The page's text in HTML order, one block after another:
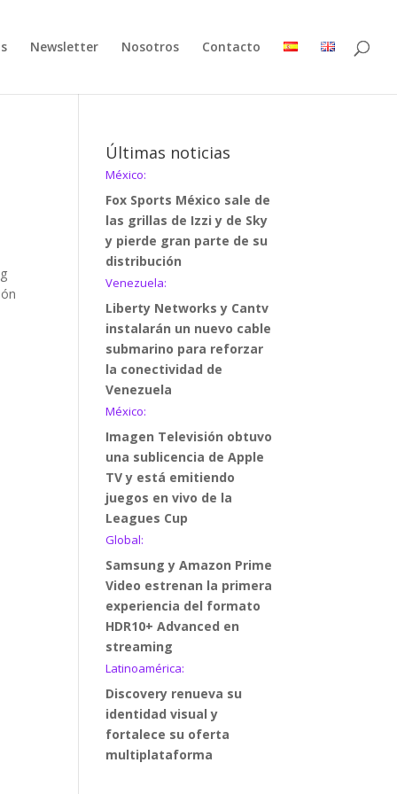
Newsletter Nosotros Contacto
Últimas noticias
México:
Fox Sports México sale de
las grillas de Izzi y de Sky
y pierde gran parte de su
distribución
Venezuela:
Liberty Networks y Cantv
instalarán un nuevo cable
submarino para reforzar
la conectividad de
Venezuela
México:
Imagen Televisión obtuvo
una sublicencia de Apple
TV y está emitiendo
juegos en vivo de la
Leagues Cup
Global:
Samsung y Amazon Prime
Video estrenan la primera
experiencia del formato
HDR10+ Advanced en
streaming
Latinoamérica:
Discovery renueva su
identidad visual y
fortalece su oferta
multiplataforma